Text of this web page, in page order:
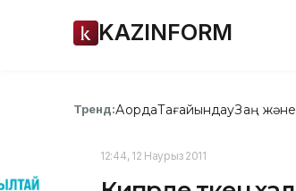
KAZINFORM
Тренд:АқордаТағайындауЗаң және
12:44, 12 Наурыз 2011